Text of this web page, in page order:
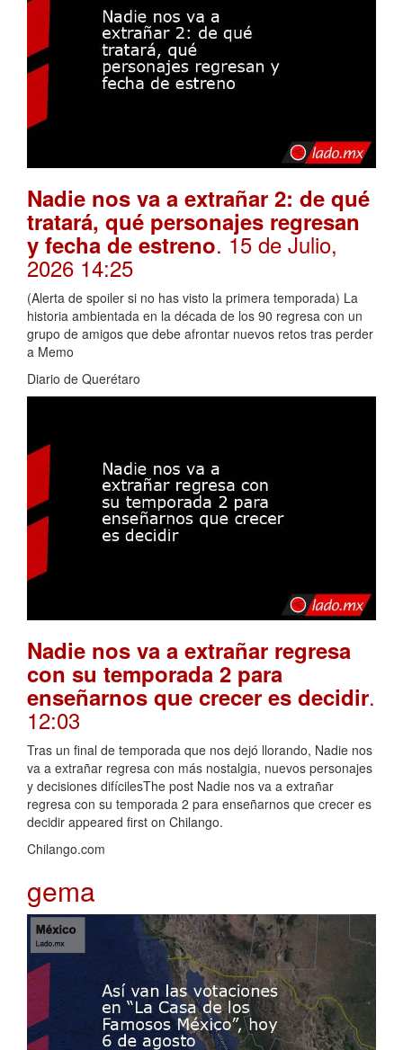
Nadie nos va a extrañar 2: de qué
tratará, qué personajes regresan
y fecha de estreno. 15 de Julio,
2026 14:25
(Alerta de spoiler si no has visto la primera temporada) La
historia ambientada en la década de los 90 regresa con un
grupo de amigos que debe afrontar nuevos retos tras perder
a Memo
Diario de Querétaro
Nadie nos va a extrañar regresa
con su temporada 2 para
enseñarnos que crecer es decidir.
12:03
Tras un final de temporada que nos dejó llorando, Nadie nos
va a extrañar regresa con más nostalgia, nuevos personajes
y decisiones difícilesThe post Nadie nos va a extrañar
regresa con su temporada 2 para enseñarnos que crecer es
decidir appeared first on Chilango.
Chilango.com
gema